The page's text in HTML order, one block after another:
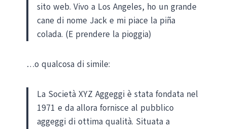
sito web. Vivo a Los Angeles, ho un grande
cane di nome Jack e mi piace la piña
colada. (E prendere la pioggia)
…o qualcosa di simile:
La Società XYZ Aggeggi è stata fondata nel
1971 e da allora fornisce al pubblico
aggeggi di ottima qualità. Situata a